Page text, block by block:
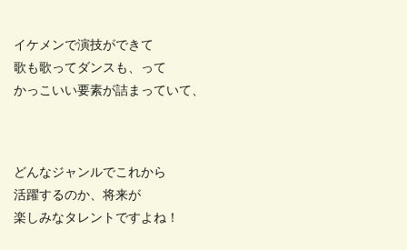
イケメンで演技ができて
歌も歌ってダンスも、って
かっこいい要素が詰まっていて、
どんなジャンルでこれから
活躍するのか、将来が
楽しみなタレントですよね！